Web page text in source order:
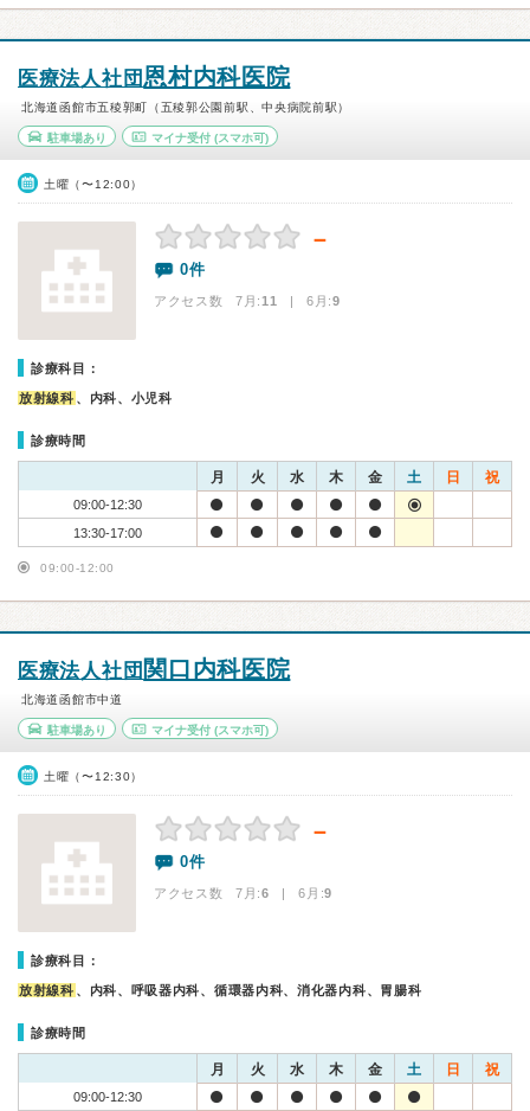
医療法人社団恩村内科医院
北海道函館市五稜郭町（五稜郭公園前駅、中央病院前駅）
駐車場あり マイナ受付(スマホ可)
土曜（〜12:00）
－
0件
アクセス数 7月:11 | 6月:9
診療科目：
放射線科 、内科、小児科
診療時間
月 火 水 木 金 土 日 祝
09:00-12:30
13:30-17:00
09:00-12:00
医療法人社団 関口内科医院
北海道函館市中道
駐車場あり マイナ受付(スマホ可)
土曜（〜12:30）
－
0件
アクセス数 7月:6 | 6月:9
診療科目：
放射線科 、内科、呼吸器内科、循環器内科、消化器内科、胃腸科
診療時間
月 火 水 木 金 土 日 祝
09:00-12:30